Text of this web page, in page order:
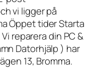
vi ligger på
Öppet tider Starta
reparera din PC &
Datorhjälp ) har
13, Bromma.